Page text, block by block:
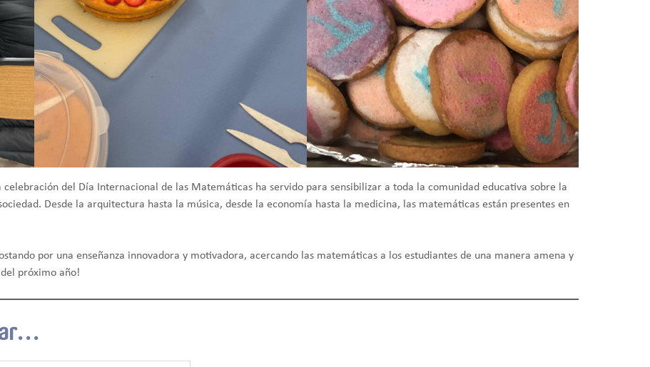
celebración del Día Internacional de las Matemáticas ha servido para sensibilizar a toda la comunidad educativa sobre la
Desde la arquitectura hasta la música, desde la economía hasta la medicina, las matemáticas están presentes en
por una enseñanza innovadora y motivadora, acercando las matemáticas a los estudiantes de una manera amena y
próximo año!